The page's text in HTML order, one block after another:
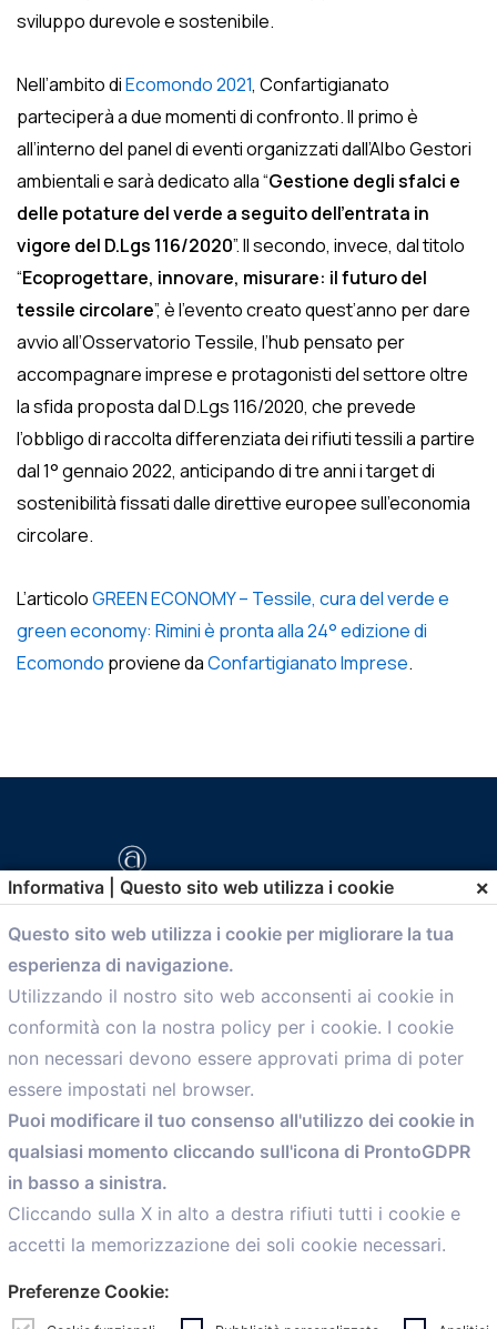
sviluppo durevole e sostenibile.
Nell’ambito diEcomondo 2021, Confartigianato
parteciperà a due momenti di confronto. Il primo è
all’interno del panel di eventi organizzati dall’Albo Gestori
ambientali e sarà dedicato alla “Gestione degli sfalci e
delle potature del verde a seguito dell’entrata in
vigore del D.Lgs 116/2020”. Il secondo, invece, dal titolo
“Ecoprogettare, innovare, misurare: il futuro del
tessile circolare”, è l’evento creato quest’anno per dare
avvio all’Osservatorio Tessile, l’hub pensato per
accompagnare imprese e protagonisti del settore oltre
la sfida proposta dal D.Lgs 116/2020, che prevede
l’obbligo di raccolta differenziata dei rifiuti tessili a partire
dal 1° gennaio 2022, anticipando di tre anni i target di
sostenibilità fissati dalle direttive europee sull’economia
circolare.
L’articoloGREEN ECONOMY – Tessile, cura del verde e
green economy: Rimini è pronta alla 24° edizione di
Ecomondo proviene daConfartigianato Imprese.
comunicazione@confartigianato.bo.it
Menù
Home
Servizi
Convenzioni
Voce delle Nostre aziende
Informazioni Ex L. 124/2017
News
personalCaf
Informativa | Questo sito web utilizza i cookie ×
Questo sito web utilizza i cookie per migliorare la tua
esperienza di navigazione.
Utilizzando il nostro sito web acconsenti ai cookie in
conformità con la nostra policy per i cookie. I cookie
non necessari devono essere approvati prima di poter
essere impostati nel browser.
Puoi modificare il tuo consenso all'utilizzo dei cookie in
qualsiasi momento cliccando sull'icona di ProntoGDPR
in basso a sinistra.
Cliccando sulla X in alto a destra rifiuti tutti i cookie e
accetti la memorizzazione dei soli cookie necessari.
Preferenze Cookie: